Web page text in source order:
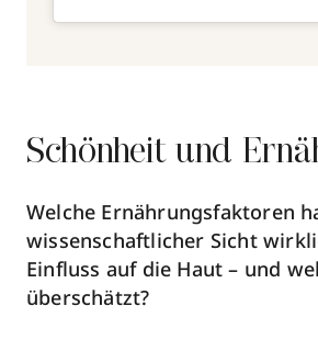
Schönheit und
Welche Ernährungsfaktoren
wissenschaftlicher Sicht
Einfluss auf die Haut – und
überschätzt?